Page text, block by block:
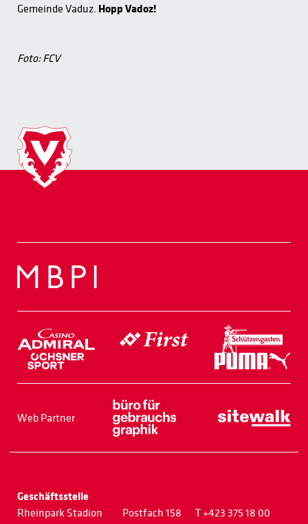
Gemeinde Vaduz. Hopp Vadoz!
Foto: FCV
Web Partner
Geschäftsstelle
Rheinpark Stadion
Postfach 158
T +423 375 18 00